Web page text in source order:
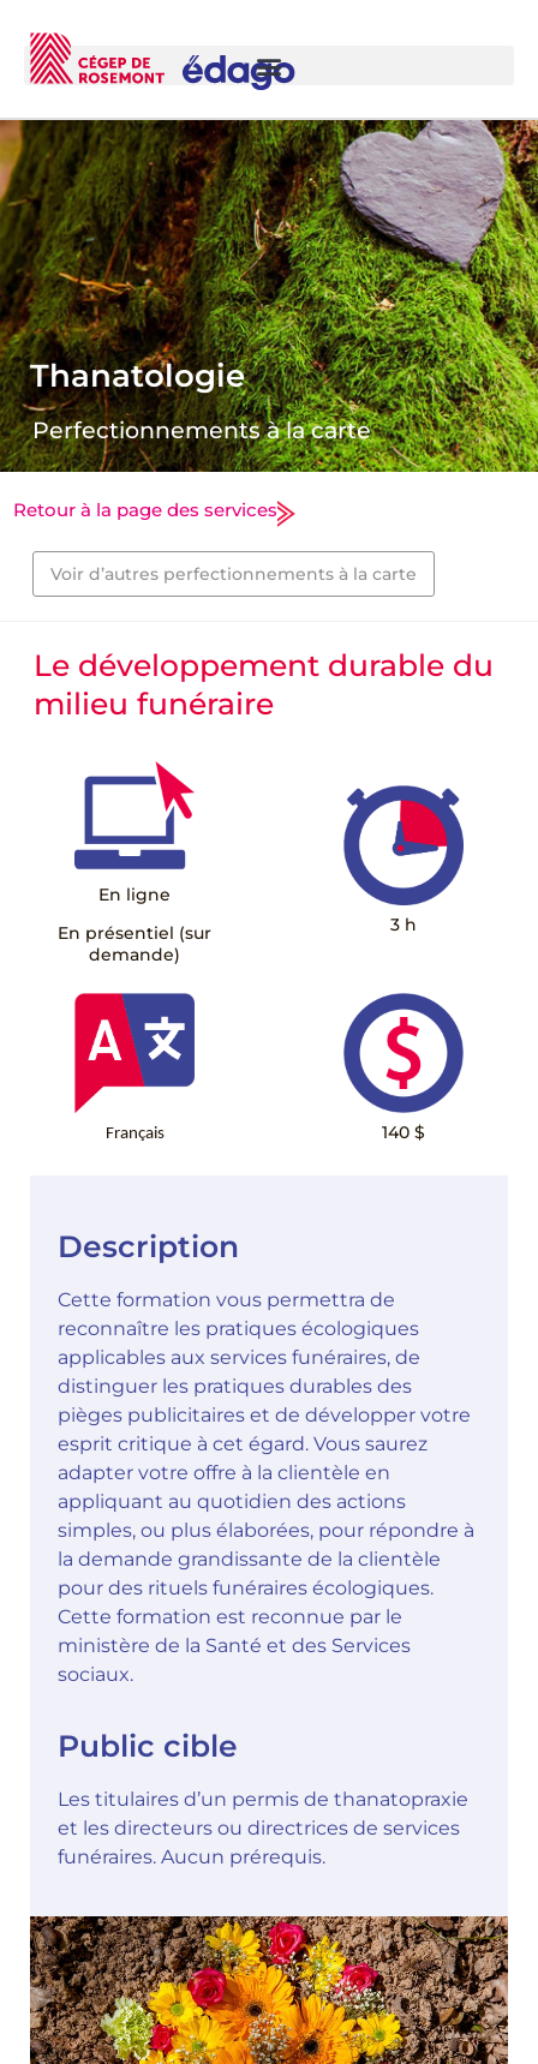
Thanatologie
Perfectionnements à la carte
Retour à la page des services
Voir d’autres perfectionnements à la carte
Le développement durable du
milieu funéraire
En ligne
En présentiel (sur
demande)
3 h
Français 140 $
Description
Cette formation vous permettra de
reconnaître les pratiques écologiques
applicables aux services funéraires, de
distinguer les pratiques durables des
pièges publicitaires et de développer votre
esprit critique à cet égard. Vous saurez
adapter votre offre à la clientèle en
appliquant au quotidien des actions
simples, ou plus élaborées, pour répondre à
la demande grandissante de la clientèle
pour des rituels funéraires écologiques.
Cette formation est reconnue par le
ministère de la Santé et des Services
sociaux.
Public cible
Les titulaires d’un permis de thanatopraxie
et les directeurs ou directrices de services
funéraires. Aucun prérequis.